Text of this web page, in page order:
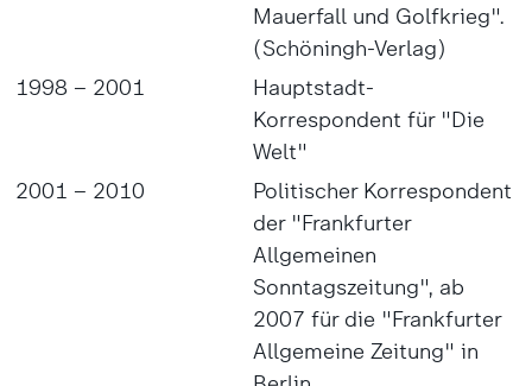
Mauerfall und Golfkrieg".
(Schöningh-Verlag)
1998 – 2001
Hauptstadt-
Korrespondent für "Die
Welt"
2001 – 2010
Politischer Korrespondent
der "Frankfurter
Allgemeinen
Sonntagszeitung", ab
2007 für die "Frankfurter
Allgemeine Zeitung" in